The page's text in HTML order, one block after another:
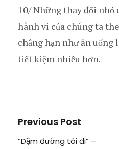
10/ Những thay đổi nhỏ
hành vi của chúng ta
chẳng hạn như ăn uống
tiết kiệm nhiều hơn.
Previous Post
“Dặm đường tôi đi” –